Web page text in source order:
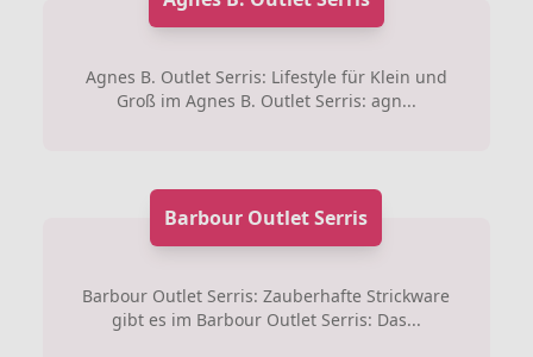
Agnes B. Outlet Serris: Lifestyle für Klein und
Groß im Agnes B. Outlet Serris: agn...
Barbour Outlet Serris
Barbour Outlet Serris: Zauberhafte Strickware
gibt es im Barbour Outlet Serris: Das...